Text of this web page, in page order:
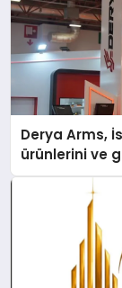
Derya Arms,
ürünlerini ve